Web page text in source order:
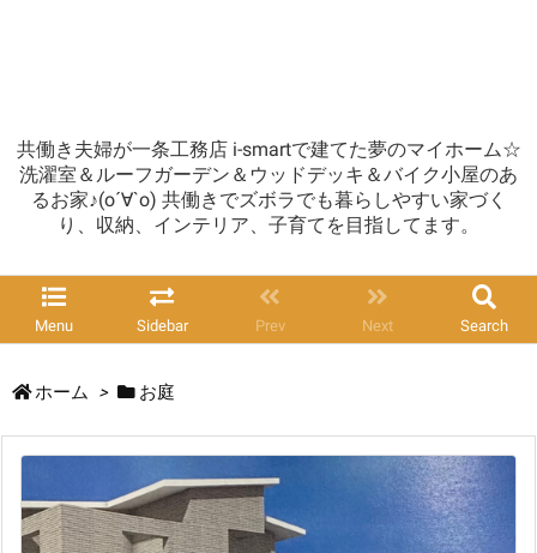
共働き夫婦が一条工務店 i-smartで建てた夢のマイホーム☆
洗濯室＆ルーフガーデン＆ウッドデッキ＆バイク小屋のあ
るお家♪(о´∀`о) 共働きでズボラでも暮らしやすい家づく
り、収納、インテリア、子育てを目指してます。
Menu Sidebar Prev Next Search
ホーム > お庭